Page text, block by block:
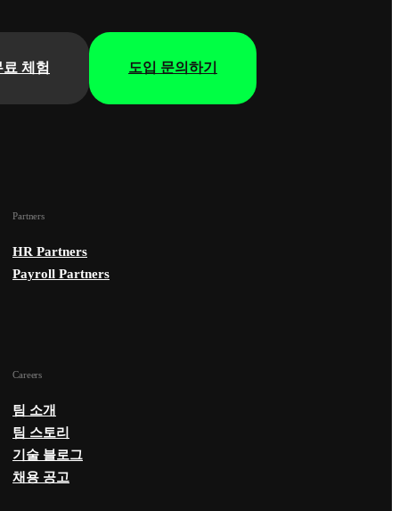
료 체험 도입 문의하기
Partners
HR Partners
Payroll Partners
Careers
팀 소개
팀 스토리
기술 블로그
채용 공고